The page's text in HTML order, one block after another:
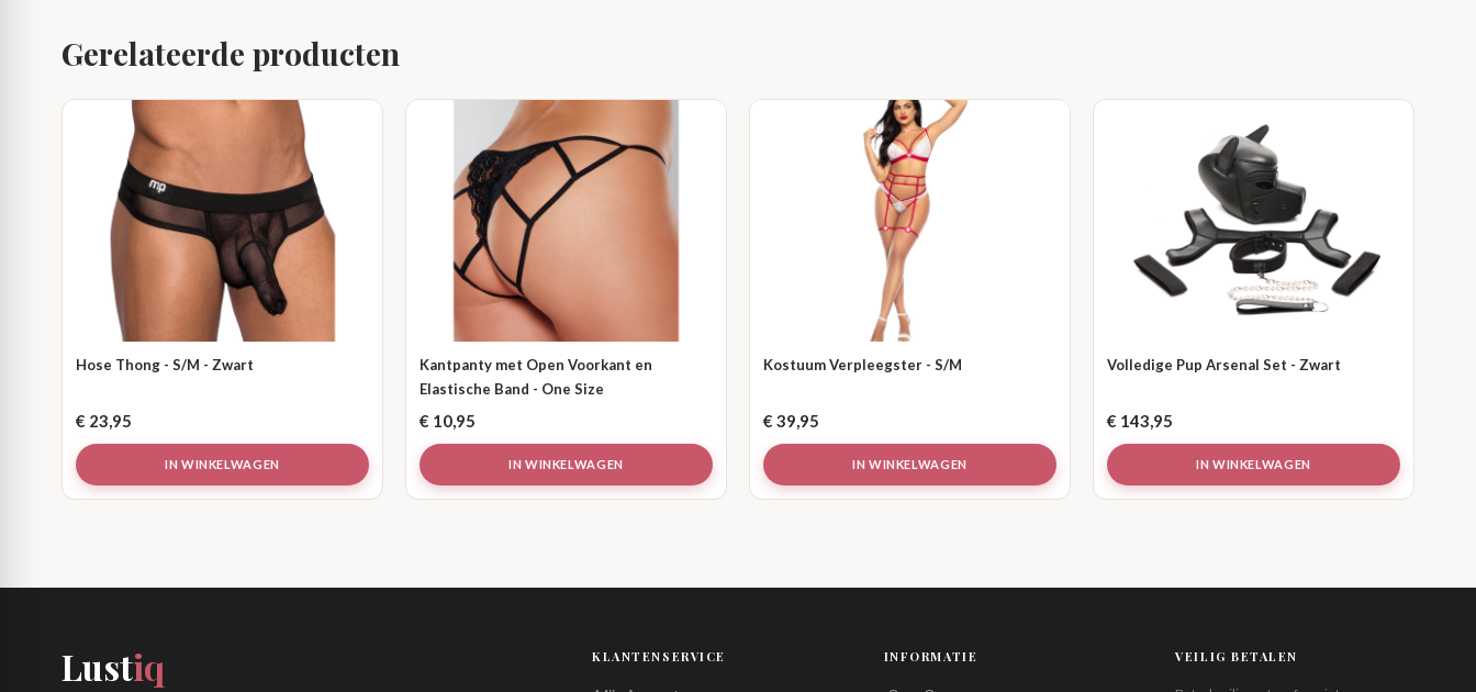
Gerelateerde producten
Hose Thong - S/M - Zwart
€ 23,95
IN WINKELWAGEN
Kantpanty met Open Voorkant en
Elastische Band - One Size
€ 10,95
IN WINKELWAGEN
Kostuum Verpleegster - S/M
€ 39,95
IN WINKELWAGEN
Volledige Pup Arsenal Set - Zwart
€ 143,95
IN WINKELWAGEN
Lustiq KLANTENSERVICE INFORMATIE VEILIG BETALEN